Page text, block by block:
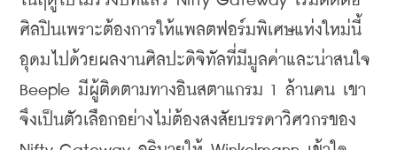
ศิลปินเพราะต้องการให้แพลตฟอร์มพิเศษแห่งใหม่นี้
อุดมไปด้วยผลงานศิลปะดิจิทัล
Beeple มีผู้ติดตามทางอินสตาแกรม 1 ล้านคน เขา